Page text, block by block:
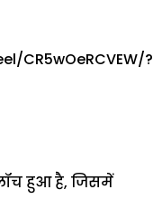
CR5wOeRCVEW/?
हुआ है, जिसमें